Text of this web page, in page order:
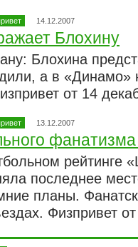
14.12.2007
Блохину
Блохина
а в «Динамо»
от 14
13.12.2007
рейтинге
последнее
планы.
Физпривет